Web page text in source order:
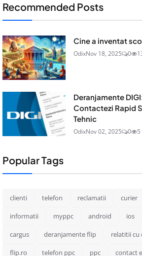
Recommended Posts
Cine a inventat
OdixNov 18, 2025 0
Deranjamente
Contactezi Rapid
Tehnic
OdixNov 02, 2025 0 5
Popular Tags
clienti telefon reclamatii curier
informatii myppc android ios
cargus deranjamente flip relatitii cu
flip.ro telefon ppc ppc contact